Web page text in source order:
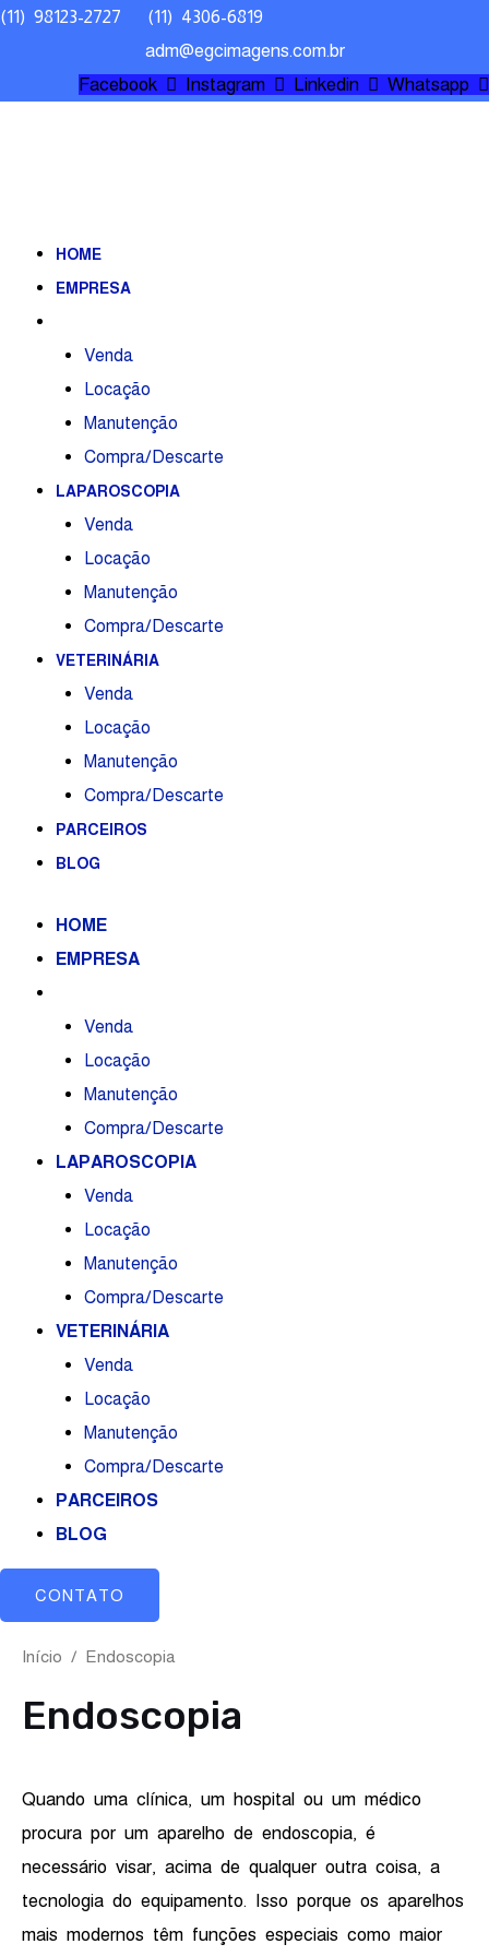
Ir
(11) 98123-2727 (11) 4306-6819
adm@egcimagens.com.br
Facebook
Instagram Linkedin Whatsapp
HOME
EMPRESA
Venda
Locação
Manutenção
Compra/Descarte
LAPAROSCOPIA
Venda
Locação
Manutenção
Compra/Descarte
VETERINÁRIA
Venda
Locação
Manutenção
Compra/Descarte
PARCEIROS
BLOG
HOME
EMPRESA
Venda
Locação
Manutenção
Compra/Descarte
LAPAROSCOPIA
Venda
Locação
Manutenção
Compra/Descarte
VETERINÁRIA
Venda
Locação
Manutenção
Compra/Descarte
PARCEIROS
BLOG
CONTATO
Início / Endoscopia
Endoscopia
Quando uma clínica, um hospital ou um médico
procura por um aparelho de endoscopia, é
necessário visar, acima de qualquer outra coisa, a
tecnologia do equipamento. Isso porque os aparelhos
mais modernos têm funções especiais como maior